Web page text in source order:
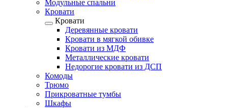
Модульные спальни
Кровати
Кровати
Деревянные кровати
Кровати в мягкой обивке
Кровати из МДФ
Металлические кровати
Недорогие кровати из ДСП
Комоды
Трюмо
Прикроватные тумбы
Шкафы